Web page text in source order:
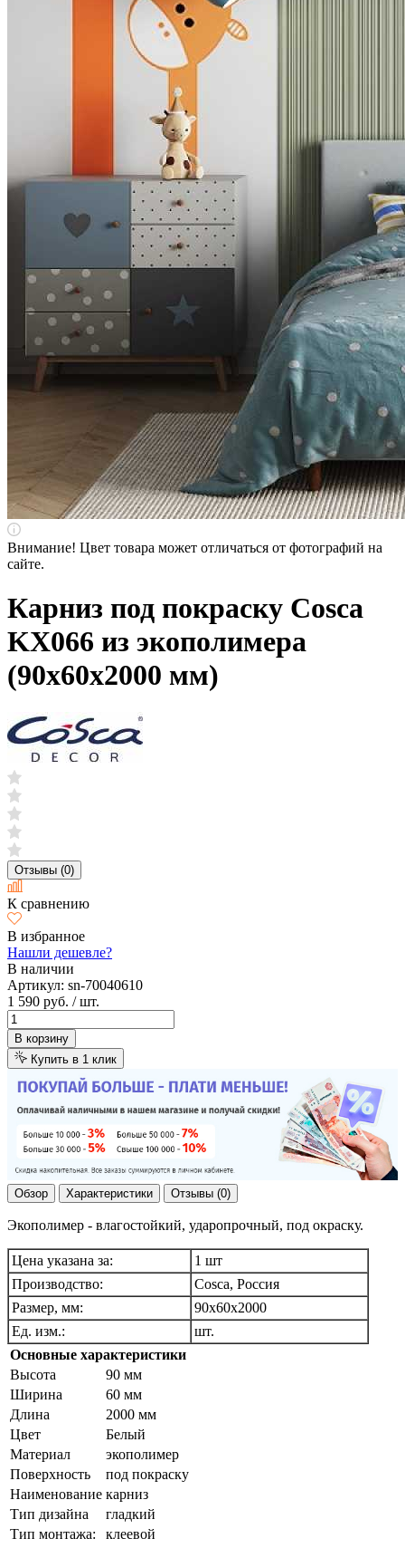
Внимание! Цвет товара может отличаться от фотографий на
сайте.
Карниз под покраску Cosca
KX066 из экополимера
(90х60х2000 мм)
Отзывы (0)
К сравнению
В избранное
Нашли дешевле?
В наличии
Артикул: sn-70040610
1 590 руб. / шт.
В корзину
Купить в 1 клик
Обзор Характеристики Отзывы (0)
Экополимер - влагостойкий, ударопрочный, под окраску.
Цена указана за:
1 шт
Производство:
Cosca, Россия
Размер, мм:
90х60х2000
Ед. изм.:
шт.
Основные характеристики
Высота
90 мм
Ширина
60 мм
Длина
2000 мм
Цвет
Белый
Материал
экополимер
Поверхность
под покраску
Наименование карниз
Тип дизайна
гладкий
Тип монтажа:
клеевой